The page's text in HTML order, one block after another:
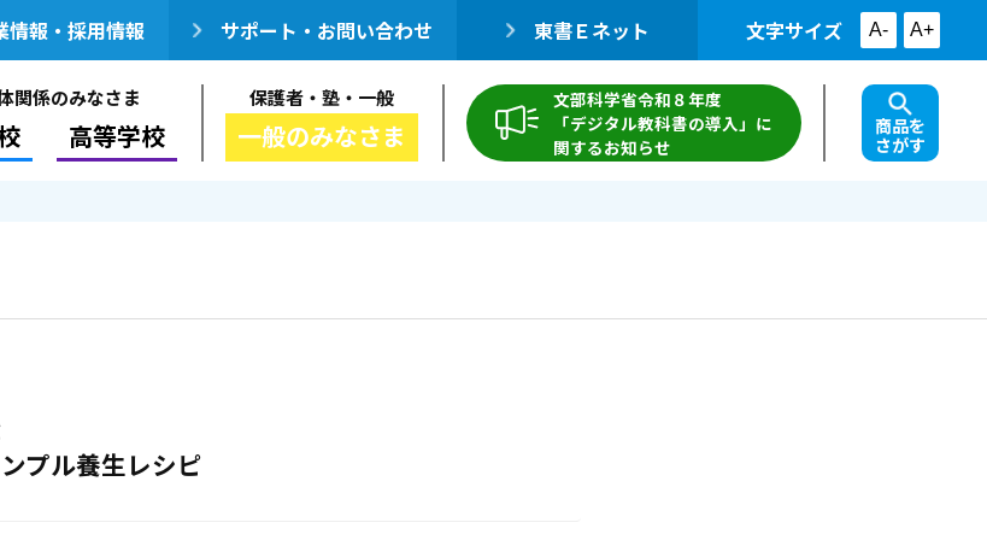
情報・採用情報 サポート・お問い合わせ 東書Ｅネット 文字サイズ A- A+
関係のみなさま
高等学校
保護者・塾・一般
一般のみなさま
文部科学省令和８年度
「デジタル教科書の導入」に
関するお知らせ
商品を
さがす
プル養生レシピ